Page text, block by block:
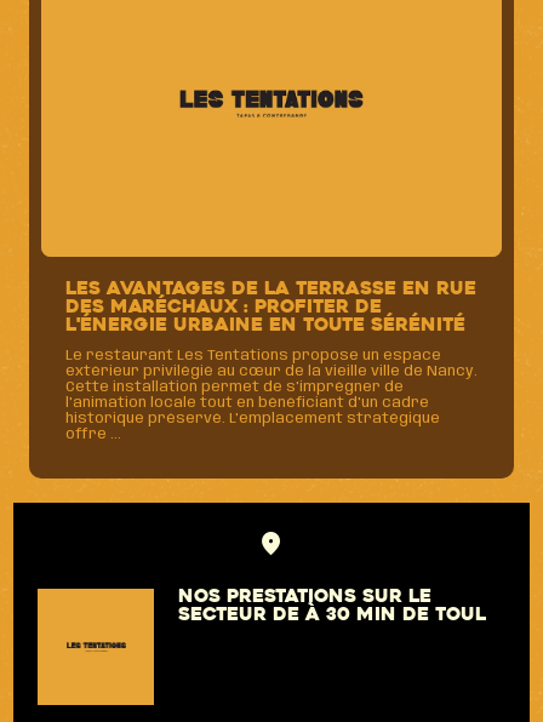
Les avantages de la terrasse en Rue
des Maréchaux : profiter de
l'énergie urbaine en toute sérénité
Le restaurant Les Tentations propose un espace
extérieur privilégié au cœur de la vieille ville de Nancy.
Cette installation permet de s'imprégner de
l'animation locale tout en bénéficiant d'un cadre
historique préservé. L'emplacement stratégique
offre ...
Nos prestations sur le
secteur de à 30 min de Toul